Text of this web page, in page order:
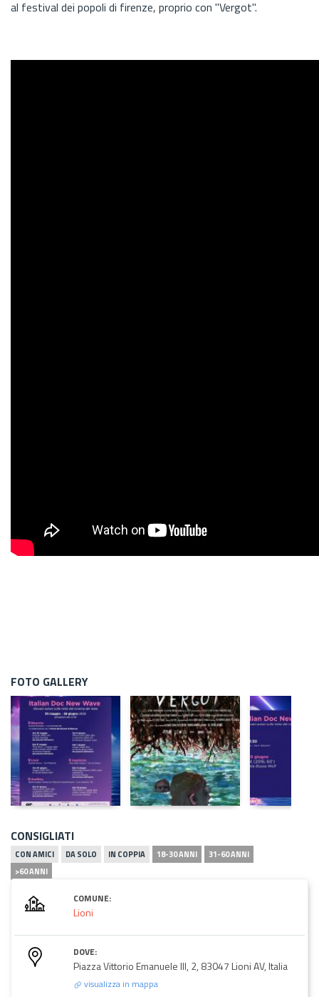
al festival dei popoli di firenze, proprio con "Vergot".
FOTO GALLERY
CONSIGLIATI
CON AMICI DA SOLO IN COPPIA 18-30 ANNI
31-60 ANNI
>60 ANNI
COMUNE:
Lioni
DOVE:
Piazza Vittorio Emanuele III, 2, 83047 Lioni AV, Italia
visualizza in mappa